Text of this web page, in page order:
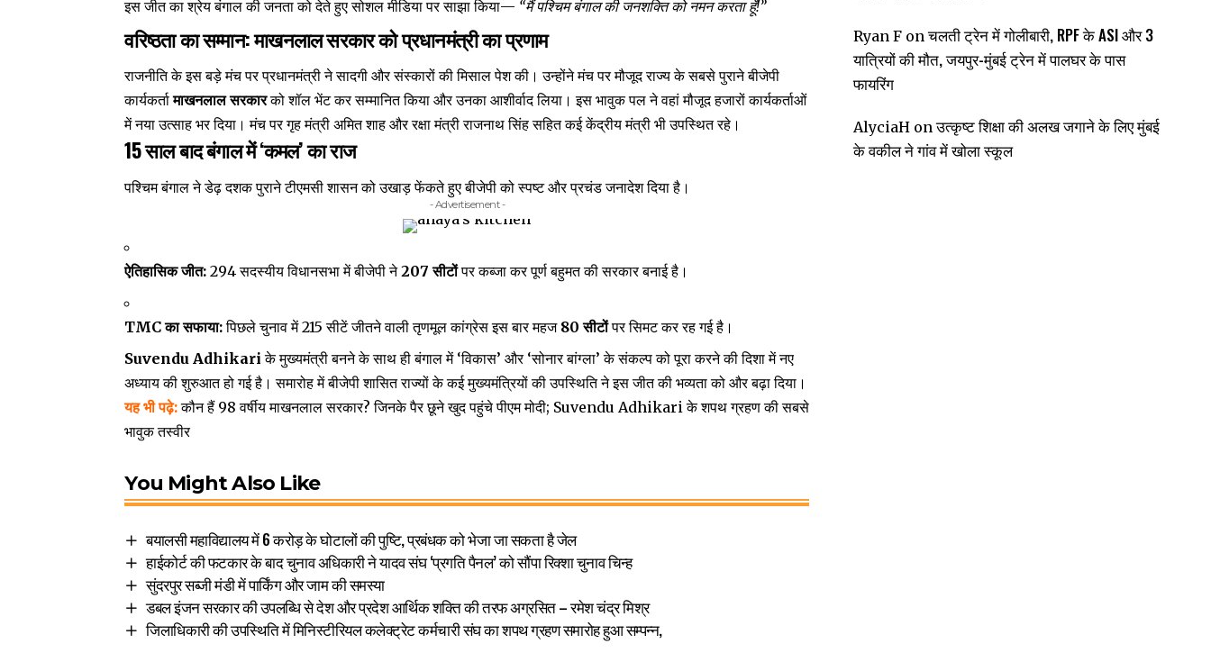
इस जीत का श्रेय बंगाल की जनता को देते हुए सोशल मीडिया पर साझा किया— “मैं पश्चिम बंगाल की जनशक्ति को नमन करता हूँ!”
वरिष्ठता का सम्मान: माखनलाल सरकार को प्रधानमंत्री का प्रणाम
राजनीति के इस बड़े मंच पर प्रधानमंत्री ने सादगी और संस्कारों की मिसाल पेश की। उन्होंने मंच पर मौजूद राज्य के सबसे पुराने बीजेपी
कार्यकर्तामाखनलाल सरकारको शॉल भेंट कर सम्मानित किया और उनका आशीर्वाद लिया। इस भावुक पल ने वहां मौजूद हजारों कार्यकर्ताओं
में नया उत्साह भर दिया। मंच पर गृह मंत्री अमित शाह और रक्षा मंत्री राजनाथ सिंह सहित कई केंद्रीय मंत्री भी उपस्थित रहे।
15 साल बाद बंगाल में ‘कमल’ का राज
पश्चिम बंगाल ने डेढ़ दशक पुराने टीएमसी शासन को उखाड़ फेंकते हुए बीजेपी को स्पष्ट और प्रचंड जनादेश दिया है।
- Advertisement -
ऐतिहासिक जीत: 294 सदस्यीय विधानसभा में बीजेपी ने207 सीटोंपर कब्जा कर पूर्ण बहुमत की सरकार बनाई है।
TMC का सफाया:पिछले चुनाव में 215 सीटें जीतने वाली तृणमूल कांग्रेस इस बार महज 80 सीटोंपर सिमट कर रह गई है।
Suvendu Adhikari के मुख्यमंत्री बनने के साथ ही बंगाल में ‘विकास’ और ‘सोनार बांग्ला’ के संकल्प को पूरा करने की दिशा में नए
अध्याय की शुरुआत हो गई है। समारोह में बीजेपी शासित राज्यों के कई मुख्यमंत्रियों की उपस्थिति ने इस जीत की भव्यता को और बढ़ा दिया।
यह भी पढ़े:कौन हैं 98 वर्षीय माखनलाल सरकार? जिनके पैर छूने खुद पहुंचे पीएम मोदी; Suvendu Adhikari के शपथ ग्रहण की सबसे
भावुक तस्वीर
You Might Also Like
बयालसी महाविद्यालय में 6 करोड़ के घोटालों की पुष्टि, प्रबंधक को भेजा जा सकता है जेल
हाईकोर्ट की फटकार के बाद चुनाव अधिकारी ने यादव संघ ‘प्रगति पैनल’ को सौंपा रिक्शा चुनाव चिन्ह
सुंदरपुर सब्जी मंडी में पार्किंग और जाम की समस्या
डबल इंजन सरकार की उपलब्धि से देश और प्रदेश आर्थिक शक्ति की तरफ अग्रसित – रमेश चंद्र मिश्र
जिलाधिकारी की उपस्थिति में मिनिस्टीरियल कलेक्ट्रेट कर्मचारी संघ का शपथ ग्रहण समारोह हुआ सम्पन्न,
Ryan Fonचलती ट्रेन में गोलीबारी, RPF के ASI और 3
यात्रियों की मौत, जयपुर-मुंबई ट्रेन में पालघर के पास
फायरिंग
AlyciaHonउत्कृष्ट शिक्षा की अलख जगाने के लिए मुंबई
के वकील ने गांव में खोला स्कूल